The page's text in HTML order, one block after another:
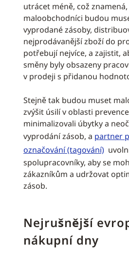
utrácet méně, což znamená,
maloobchodníci budou
vyprodané zásoby,
nejprodávanější zboží do
potřebují nejvíce, a zajistit,
směny byly obsazeny
v prodeji s přidanou
Stejně tak budou muset
zvýšit úsilí v oblasti
minimalizovali úbytky a
vyprodání zásob, a partner
označování (tagování)
spolupracovníky, aby se
zákazníkům a udržovat
zásob.
Nejrušnější
nákupní dny